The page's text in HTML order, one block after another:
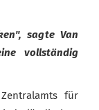
sagte Van
vollständig
für